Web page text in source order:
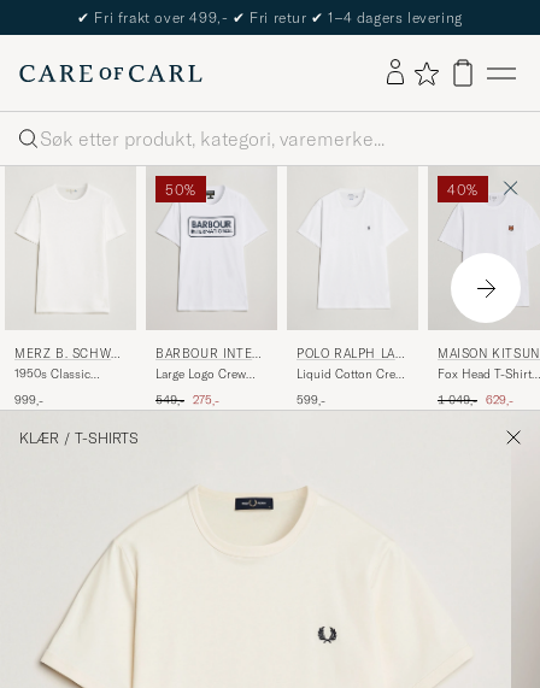
The Care of Carl Passport
Søk
MERZ B. SCHWA
NEN
1950s Classic
White
999,-
50%
BARBOUR INTER
NATIONAL
Large Logo Crew
Ordinær pris
549,- Nedsatt pris
275,-
POLO RALPH LAU
REN
Liquid Cotton Crew
599,-
40%
MAISON
Fox Head T-Shirt
Ordinær pris
1 049,- Nedsatt
629,-
KLÆR / T-SHIRTS